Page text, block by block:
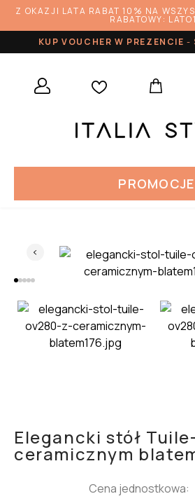
Z OKAZJI LATA RABAT 10% NA
RABATOWY:
KUP VOUCHER W PREZENCIE-
PROMOCJE
Elegancki stół
ceramicznym
Cena jednostkowa: